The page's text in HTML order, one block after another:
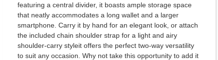
featuring a central divider, it boasts ample storage space
that neatly accommodates a long wallet and a larger
smartphone. Carry it by hand for an elegant look, or attach
the included chain shoulder strap for a light and airy
shoulder-carry styleit offers the perfect two-way versatility
to suit any occasion. Why not take this opportunity to add it